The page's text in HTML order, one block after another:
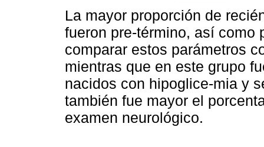
La mayor proporción de
fueron pre-término, así como
comparar estos parámetros
mientras que en este grupo
nacidos con hipoglice-mia y
también fue mayor el
examen neurológico.